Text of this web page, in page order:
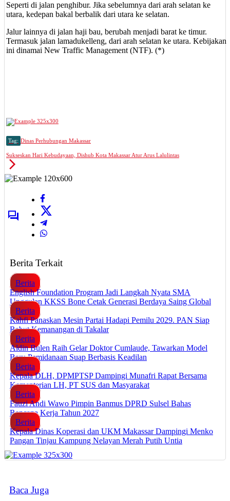
Seperti di jalan penghibur. Jika sebelumnya dari arah selatan ke
utara, kedepan bakal berbalik dari utara ke selatan.
Jalur lainnya di jalan haji bau, berubah menjadi barat ke timur.
Termasuk jalan lamadukelleng, dari arah selatan ke utara. Kebijakan
ini dinamai New Traffic Management (NTF). (*)
Tag: Dinas Perhubungan Makassar
Sukseskan Hari Kebudayaan, Dishub Kota Makassar Atur Arus Lalulintas
Berita Terkait
Berita
English Foundation Program Jadi Langkah Nyata SMA
Unggulan KKSS Bone Cetak Generasi Berdaya Saing Global
Berita
Kahfi Panaskan Mesin Partai Hadapi Pemilu 2029. PAN Siap
Rebut Kemanangan di Takalar
Berita
Aldin Bulen Raih Gelar Doktor Cumlaude, Tawarkan Model
Baru Pemidanaan Suap Berbasis Keadilan
Berita
Kepala DLH, DPMPTSP Dampingi Munafri Rapat Bersama
Kementerian LH, PT SUS dan Masyarakat
Berita
Fauzi Andi Wawo Pimpin Banmus DPRD Sulsel Bahas
Rencana Kerja Tahun 2027
Berita
Kepala Dinas Koperasi dan UKM Makassar Dampingi Menko
Pangan Tinjau Kampung Nelayan Merah Putih Untia
Baca Juga